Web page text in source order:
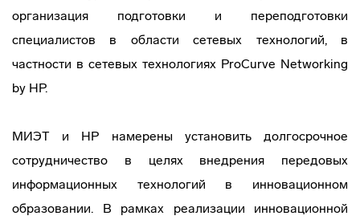
организация подготовки и переподготовки
специалистов в области сетевых технологий, в
частности в сетевых технологиях ProCurve Networking
by HP.
МИЭТ и HP намерены установить долгосрочное
сотрудничество в целях внедрения передовых
информационных технологий в инновационном
образовании. В рамках реализации инновационной